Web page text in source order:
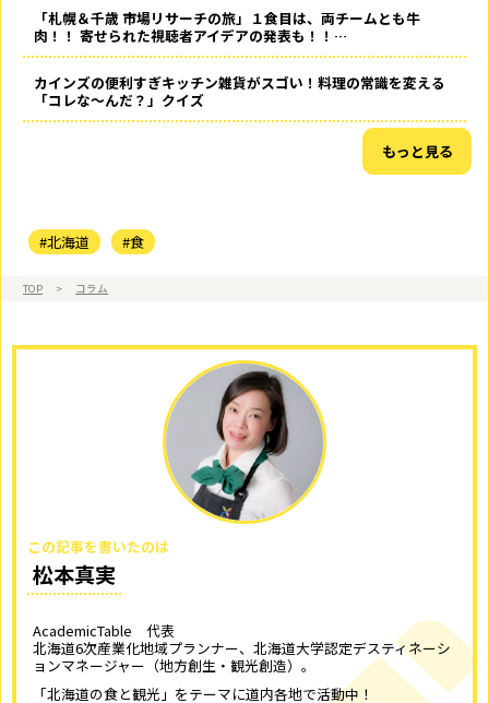
「札幌＆千歳 市場リサーチの旅」１食目は、両チームとも牛
肉！！ 寄せられた視聴者アイデアの発表も！！…
カインズの便利すぎキッチン雑貨がスゴい！料理の常識を変える
「コレな～んだ？」クイズ
もっと見る
#北海道 #食
TOP > コラム
この記事を書いたのは
松本真実
AcademicTable 代表
北海道6次産業化地域プランナー、北海道大学認定デスティネーシ
ョンマネージャー（地方創生・観光創造）。
「北海道の食と観光」をテーマに道内各地で活動中！